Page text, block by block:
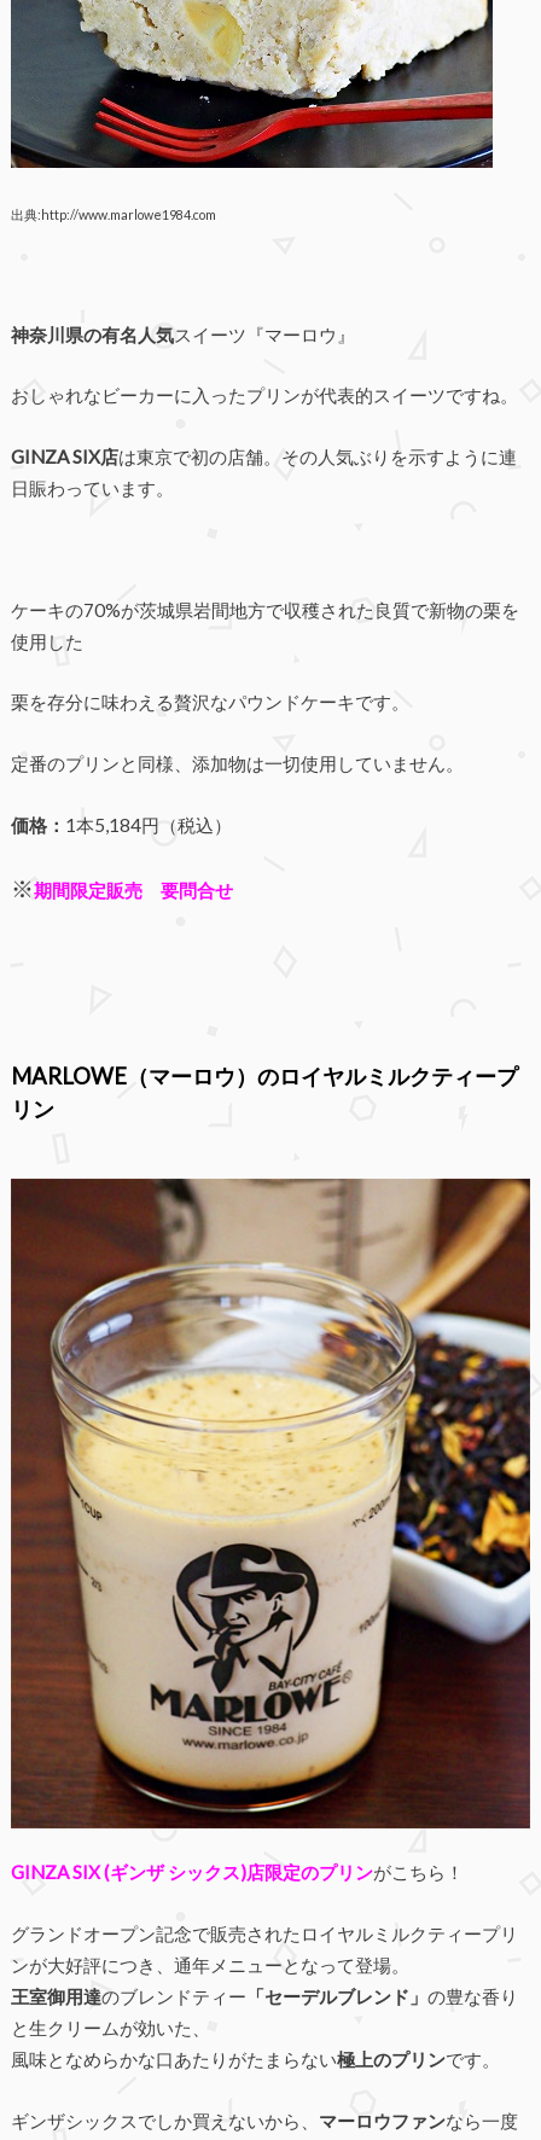
出典:http://www.marlowe1984.com
神奈川県の有名人気スイーツ『マーロウ』
おしゃれなビーカーに入ったプリンが代表的スイーツですね。
GINZA SIX店は東京で初の店舗。その人気ぶりを示すように連
日賑わっています。
ケーキの70%が茨城県岩間地方で収穫された良質で新物の栗を
使用した
栗を存分に味わえる贅沢なパウンドケーキです。
定番のプリンと同様、添加物は一切使用していません。
価格： 1本5,184円（税込）
※期間限定販売 要問合せ
MARLOWE（マーロウ）のロイヤルミルクティープ
リン
GINZA SIX (ギンザ シックス)店限定のプリンがこちら！
グランドオープン記念で販売されたロイヤルミルクティープリ
ンが大好評につき、通年メニューとなって登場。
王室御用達のブレンドティー 「セーデルブレンド」 の豊な香り
と生クリームが効いた、
風味となめらかな口あたりがたまらない極上のプリンです。
ギンザシックスでしか買えないから、 マーロウファンなら一度